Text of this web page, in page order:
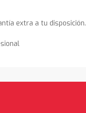
extra a tu disposición.